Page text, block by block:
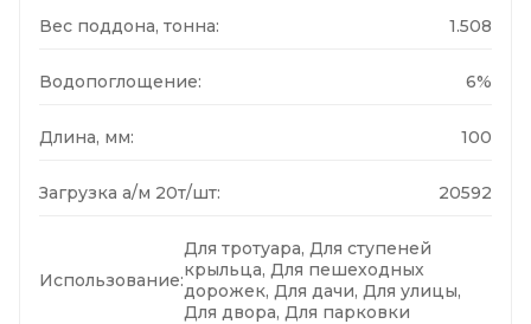
Вес поддона, тонна: 1.508
Водопоглощение: 6%
Длина, мм: 100
Загрузка а/м 20т/шт: 20592
Использование:
Для тротуара, Для ступеней
крыльца, Для пешеходных
дорожек, Для дачи, Для улицы,
Для двора, Для парковки